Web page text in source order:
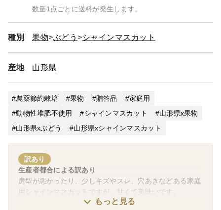
数量1点ごとに送料が発生します。
種別 果物 ぶどう シャインマスカット
産地 山形県
農薬節約栽培 果物 贈答品
家庭用
動物性堆肥不使用
シャインマスカット
山形県x果物
山形県xぶどう
山形県xシャインマスカット
訳あり
生産者都合による訳あり
房型が悪かったり、少しキズやスレ、穴あきなどある家庭
用シャインマスカットですが、甘くて美味いです。
もっと見る